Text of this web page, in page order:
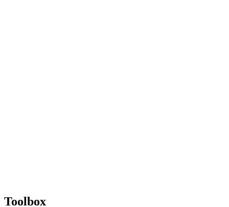
Toolbox